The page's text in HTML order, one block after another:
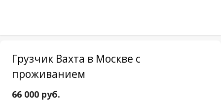
Грузчик Вахта в Москве с
проживанием
66 000 руб.